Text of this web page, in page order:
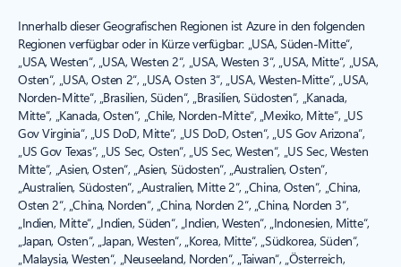
Innerhalb dieser Geografischen Regionen ist Azure in den folgenden
Regionen verfügbar oder in Kürze verfügbar: „USA, Süden-Mitte“,
„USA, Westen“, „USA, Westen 2“, „USA, Westen 3“, „USA, Mitte“, „USA,
Osten“, „USA, Osten 2“, „USA, Osten 3“, „USA, Westen-Mitte“, „USA,
Norden-Mitte“, „Brasilien, Süden“, „Brasilien, Südosten“, „Kanada,
Mitte“, „Kanada, Osten“, „Chile, Norden-Mitte“, „Mexiko, Mitte“, „US
Gov Virginia“, „US DoD, Mitte“, „US DoD, Osten“, „US Gov Arizona“,
„US Gov Texas“, „US Sec, Osten“, „US Sec, Westen“, „US Sec, Westen
Mitte“, „Asien, Osten“, „Asien, Südosten“, „Australien, Osten“,
„Australien, Südosten“, „Australien, Mitte 2“, „China, Osten“, „China,
Osten 2“, „China, Norden“, „China, Norden 2“, „China, Norden 3“,
„Indien, Mitte“, „Indien, Süden“, „Indien, Westen“, „Indonesien, Mitte“,
„Japan, Osten“, „Japan, Westen“, „Korea, Mitte“, „Südkorea, Süden“,
„Malaysia, Westen“, „Neuseeland, Norden“, „Taiwan“, „Österreich,